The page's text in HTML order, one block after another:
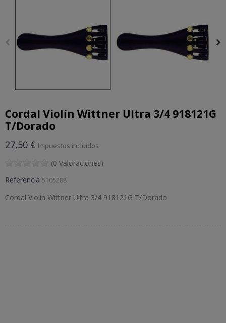
Cordal Violín Wittner Ultra 3/4 918121G
T/Dorado
27,50 € Impuestos incluidos
(0 Valoraciones)
Referencia 5105288
Cordal Violín Wittner Ultra 3/4 918121G T/Dorado